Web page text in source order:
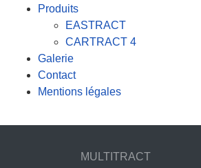
Produits
EASTRACT
CARTRACT 4
Galerie
Contact
Mentions légales
MULTITRACT